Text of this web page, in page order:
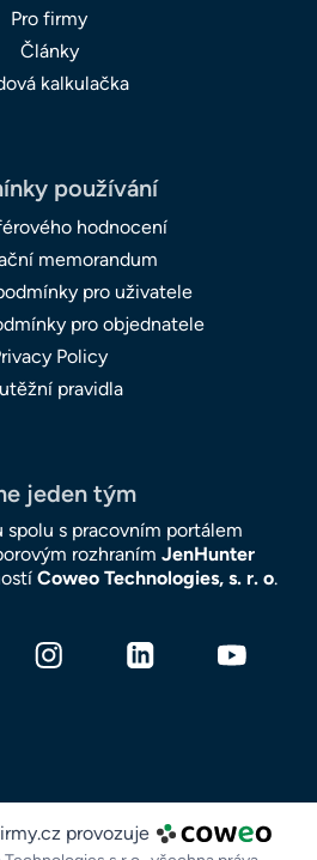
Pro firmy
Články
kalkulačka
používání
hodnocení
memorandum
pro uživatele
pro objednatele
Policy
pravidla
jeden tým
spolu s pracovním portálem
rozhraním JenHunter
Coweo Technologies, s. r. o.
provozuje